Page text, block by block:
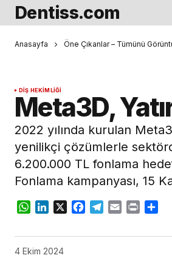
Dentiss.com
Anasayfa Öne Çıkanlar – Tümünü
DIŞ HEKIMLIĞI
Meta3D,
2022 yılında kurulan
yenilikçi çözümlerle
6.200.000 TL fonlama
Fonlama kampanyası, 15
WhatsApp
LinkedIn
X Facebook
Telegram
Email Print
4 Ekim 2024